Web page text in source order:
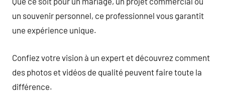
un souvenir personnel, ce professionnel vous garantit
une expérience unique.
Confiez votre vision à un expert et découvrez comment
des photos et vidéos de qualité peuvent faire toute la
différence.